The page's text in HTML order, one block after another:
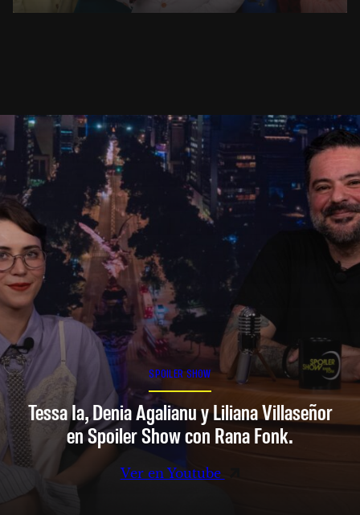
SPOILER SHOW
Tessa Ia, Denia Agalianu y Liliana Villaseñor
en Spoiler Show con Rana Fonk.
Ver en Youtube